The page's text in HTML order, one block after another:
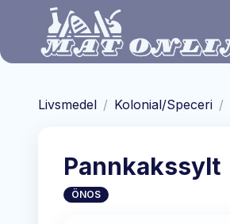
Hoppa till huvudinnehåll
Livsmedel / Kolonial/Speceri /
Pannkakssylt
ÖNOS